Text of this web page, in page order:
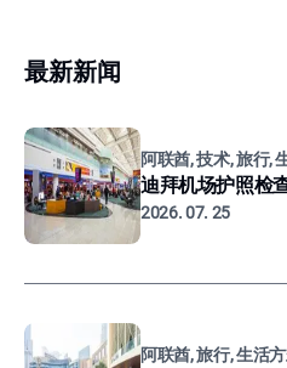
最新新闻
阿联酋, 技术, 旅行,
迪拜机场护照检
2026. 07. 25
阿联酋, 旅行, 生活